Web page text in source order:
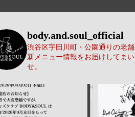
body.and.soul_official
渋谷区宇田川町・公園通りの老
新メニュー情報をお届けしてま
せ。